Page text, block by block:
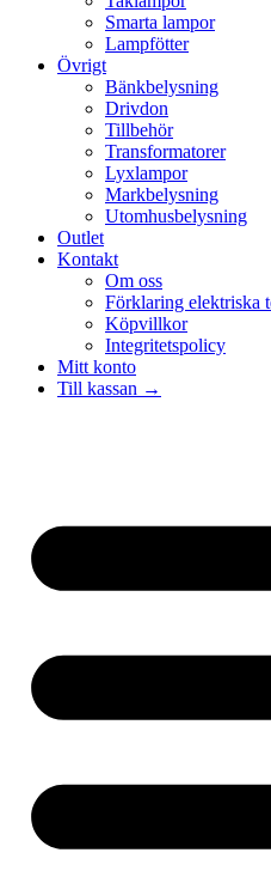
Smarta lampor
Lampfötter
Övrigt
Bänkbelysning
Drivdon
Tillbehör
Transformatorer
Lyxlampor
Markbelysning
Utomhusbelysning
Outlet
Kontakt
Om oss
Förklaring elektriska
Köpvillkor
Integritetspolicy
Mitt konto
Till kassan →